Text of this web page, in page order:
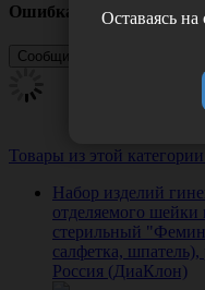
Ошибка
Товары из этой категории
Набор изделий
отделяемого
стерильный
салфетка,
Россия (ДиаКлон)
Оставаясь